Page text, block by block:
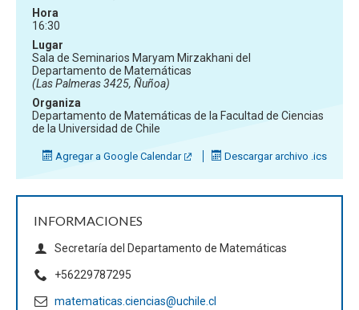
INFORMACIONES
Secretaría del Departamento de Matemáticas
+56229787295
matematicas.ciencias@uchile.cl
Hora
16:30
Lugar
Sala de Seminarios Maryam Mirzakhani del
Departamento de Matemáticas
(Las Palmeras 3425, Ñuñoa)
Organiza
Departamento de Matemáticas de la Facultad de Ciencias
de la Universidad de Chile
Agregar a Google Calendar Descargar archivo .ics